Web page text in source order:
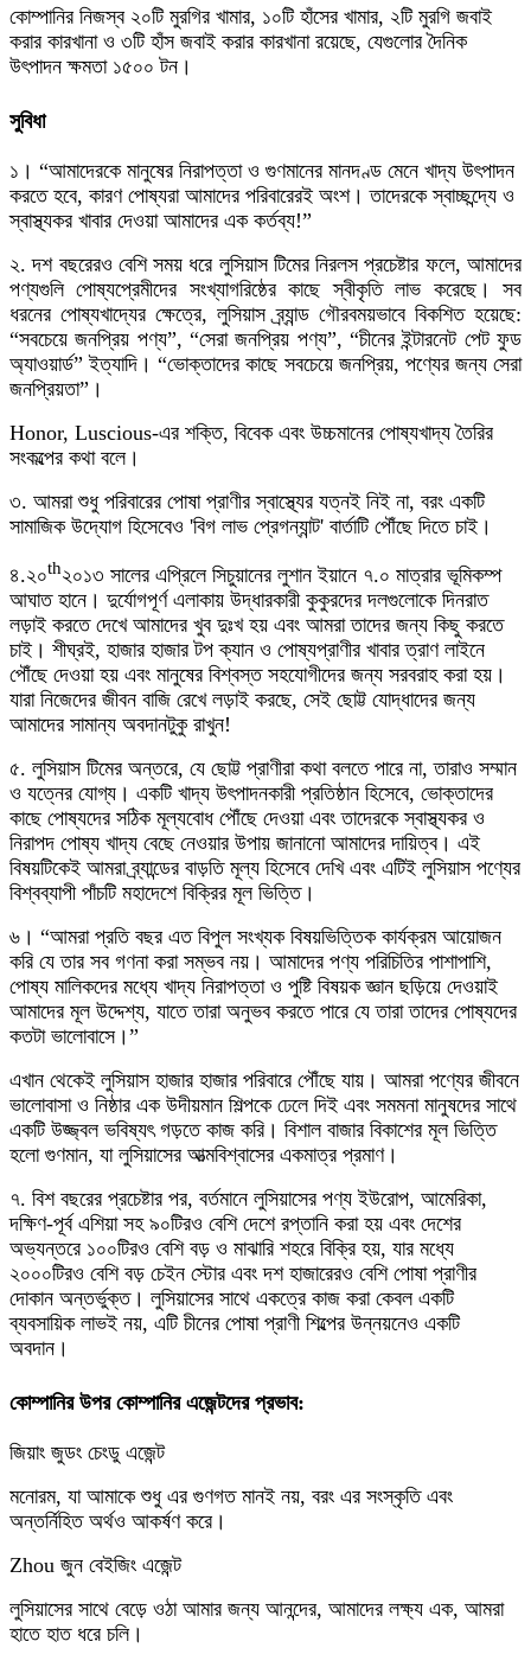
কোম্পানির নিজস্ব ২০টি মুরগির খামার, ১০টি হাঁসের খামার, ২টি মুরগি জবাই
করার কারখানা ও ৩টি হাঁস জবাই করার কারখানা রয়েছে, যেগুলোর দৈনিক
উৎপাদন ক্ষমতা ১৫০০ টন।
সুবিধা
১। “আমাদেরকে মানুষের নিরাপত্তা ও গুণমানের মানদণ্ড মেনে খাদ্য উৎপাদন
করতে হবে, কারণ পোষ্যরা আমাদের পরিবারেরই অংশ। তাদেরকে স্বাচ্ছন্দ্যে ও
স্বাস্থ্যকর খাবার দেওয়া আমাদের এক কর্তব্য!”
২. দশ বছরেরও বেশি সময় ধরে লুসিয়াস টিমের নিরলস প্রচেষ্টার ফলে, আমাদের
পণ্যগুলি পোষ্যপ্রেমীদের সংখ্যাগরিষ্ঠের কাছে স্বীকৃতি লাভ করেছে। সব
ধরনের পোষ্যখাদ্যের ক্ষেত্রে, লুসিয়াস ব্র্যান্ড গৌরবময়ভাবে বিকশিত হয়েছে:
“সবচেয়ে জনপ্রিয় পণ্য”, “সেরা জনপ্রিয় পণ্য”, “চীনের ইন্টারনেট পেট ফুড
অ্যাওয়ার্ড” ইত্যাদি। “ভোক্তাদের কাছে সবচেয়ে জনপ্রিয়, পণ্যের জন্য সেরা
জনপ্রিয়তা”।
Honor, Luscious-এর শক্তি, বিবেক এবং উচ্চমানের পোষ্যখাদ্য তৈরির
সংকল্পের কথা বলে।
৩. আমরা শুধু পরিবারের পোষা প্রাণীর স্বাস্থ্যের যত্নই নিই না, বরং একটি
সামাজিক উদ্যোগ হিসেবেও 'বিগ লাভ প্রেগন্যান্ট' বার্তাটি পৌঁছে দিতে চাই।
৪.২০th২০১৩ সালের এপ্রিলে সিচুয়ানের লুশান ইয়ানে ৭.০ মাত্রার ভূমিকম্প
আঘাত হানে। দুর্যোগপূর্ণ এলাকায় উদ্ধারকারী কুকুরদের দলগুলোকে দিনরাত
লড়াই করতে দেখে আমাদের খুব দুঃখ হয় এবং আমরা তাদের জন্য কিছু করতে
চাই। শীঘ্রই, হাজার হাজার টপ ক্যান ও পোষ্যপ্রাণীর খাবার ত্রাণ লাইনে
পৌঁছে দেওয়া হয় এবং মানুষের বিশ্বস্ত সহযোগীদের জন্য সরবরাহ করা হয়।
যারা নিজেদের জীবন বাজি রেখে লড়াই করছে, সেই ছোট্ট যোদ্ধাদের জন্য
আমাদের সামান্য অবদানটুকু রাখুন!
৫. লুসিয়াস টিমের অন্তরে, যে ছোট্ট প্রাণীরা কথা বলতে পারে না, তারাও সম্মান
ও যত্নের যোগ্য। একটি খাদ্য উৎপাদনকারী প্রতিষ্ঠান হিসেবে, ভোক্তাদের
কাছে পোষ্যদের সঠিক মূল্যবোধ পৌঁছে দেওয়া এবং তাদেরকে স্বাস্থ্যকর ও
নিরাপদ পোষ্য খাদ্য বেছে নেওয়ার উপায় জানানো আমাদের দায়িত্ব। এই
বিষয়টিকেই আমরা ব্র্যান্ডের বাড়তি মূল্য হিসেবে দেখি এবং এটিই লুসিয়াস পণ্যের
বিশ্বব্যাপী পাঁচটি মহাদেশে বিক্রির মূল ভিত্তি।
৬। “আমরা প্রতি বছর এত বিপুল সংখ্যক বিষয়ভিত্তিক কার্যক্রম আয়োজন
করি যে তার সব গণনা করা সম্ভব নয়। আমাদের পণ্য পরিচিতির পাশাপাশি,
পোষ্য মালিকদের মধ্যে খাদ্য নিরাপত্তা ও পুষ্টি বিষয়ক জ্ঞান ছড়িয়ে দেওয়াই
আমাদের মূল উদ্দেশ্য, যাতে তারা অনুভব করতে পারে যে তারা তাদের পোষ্যদের
কতটা ভালোবাসে।”
এখান থেকেই লুসিয়াস হাজার হাজার পরিবারে পৌঁছে যায়। আমরা পণ্যের জীবনে
ভালোবাসা ও নিষ্ঠার এক উদীয়মান শিল্পকে ঢেলে দিই এবং সমমনা মানুষদের সাথে
একটি উজ্জ্বল ভবিষ্যৎ গড়তে কাজ করি। বিশাল বাজার বিকাশের মূল ভিত্তি
হলো গুণমান, যা লুসিয়াসের আত্মবিশ্বাসের একমাত্র প্রমাণ।
৭. বিশ বছরের প্রচেষ্টার পর, বর্তমানে লুসিয়াসের পণ্য ইউরোপ, আমেরিকা,
দক্ষিণ-পূর্ব এশিয়া সহ ৯০টিরও বেশি দেশে রপ্তানি করা হয় এবং দেশের
অভ্যন্তরে ১০০টিরও বেশি বড় ও মাঝারি শহরে বিক্রি হয়, যার মধ্যে
২০০০টিরও বেশি বড় চেইন স্টোর এবং দশ হাজারেরও বেশি পোষা প্রাণীর
দোকান অন্তর্ভুক্ত। লুসিয়াসের সাথে একত্রে কাজ করা কেবল একটি
ব্যবসায়িক লাভই নয়, এটি চীনের পোষা প্রাণী শিল্পের উন্নয়নেও একটি
অবদান।
কোম্পানির উপর কোম্পানির এজেন্টদের প্রভাব:
জিয়াং জুডং চেংডু এজেন্ট
মনোরম, যা আমাকে শুধু এর গুণগত মানই নয়, বরং এর সংস্কৃতি এবং
অন্তর্নিহিত অর্থও আকর্ষণ করে।
Zhou জুন বেইজিং এজেন্ট
লুসিয়াসের সাথে বেড়ে ওঠা আমার জন্য আনন্দের, আমাদের লক্ষ্য এক, আমরা
হাতে হাত ধরে চলি।